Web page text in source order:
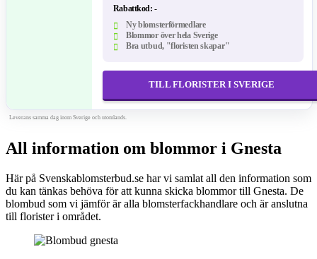
Rabattkod: -
Ny blomsterförmedlare
Blommor över hela Sverige
Bra utbud, "floristen skapar"
TILL FLORISTER I SVERIGE
Leverans samma dag inom Sverige och utomlands.
All information om blommor i Gnesta
Här på Svenskablomsterbud.se har vi samlat all den information som
du kan tänkas behöva för att kunna skicka blommor till Gnesta. De
blombud som vi jämför är alla blomsterfackhandlare och är anslutna
till florister i området.